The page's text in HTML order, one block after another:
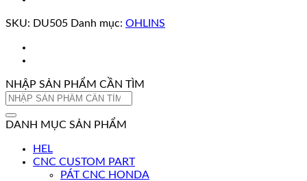
SKU: DU505 Danh mục: OHLINS
NHẬP SẢN PHẨM CẦN TÌM
Tìm
DANH MỤC SẢN PHẨM
HEL
CNC CUSTOM PART
PÁT CNC HONDA